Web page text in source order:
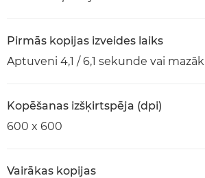
Pirmās kopijas izveides laiks
Aptuveni 4,1 / 6,1 sekunde vai mazāk
Kopēšanas izšķirtspēja (dpi)
600 x 600
Vairākas kopijas